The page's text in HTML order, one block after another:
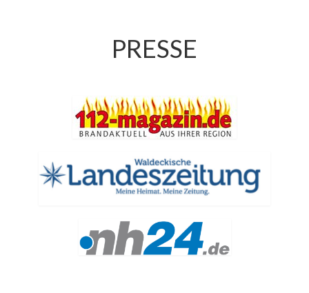
Oktoberfestkonzert 2022
Tagesfahrt 2017
Fahrzeuge & Technik
Stützpunkt
Einsatzfahrzeuge
Einsatzleitwagen ELW 1
Hilfeleistungslöschgruppenfahrzeug HLF
PRESSE